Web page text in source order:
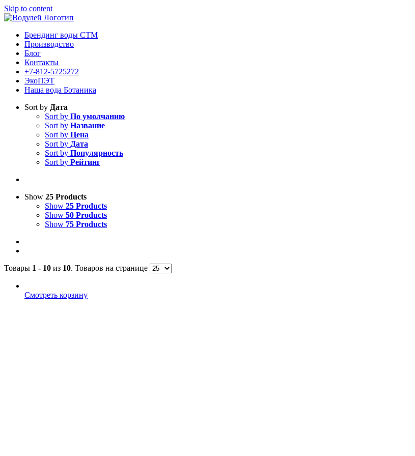
Skip to content
Брендинг воды СТМ
Производство
Блог
Контакты
+7-812-5725272
ЭкоПЭТ
Наша вода Ботаника
Sort by Дата
Sort by По умолчанию
Sort by Название
Sort by Цена
Sort by Дата
Sort by Популярность
Sort by Рейтинг
Show 25 Products
Show 25 Products
Show 50 Products
Show 75 Products
Товары 1 - 10 из 10. Товаров на странице
Смотреть корзину